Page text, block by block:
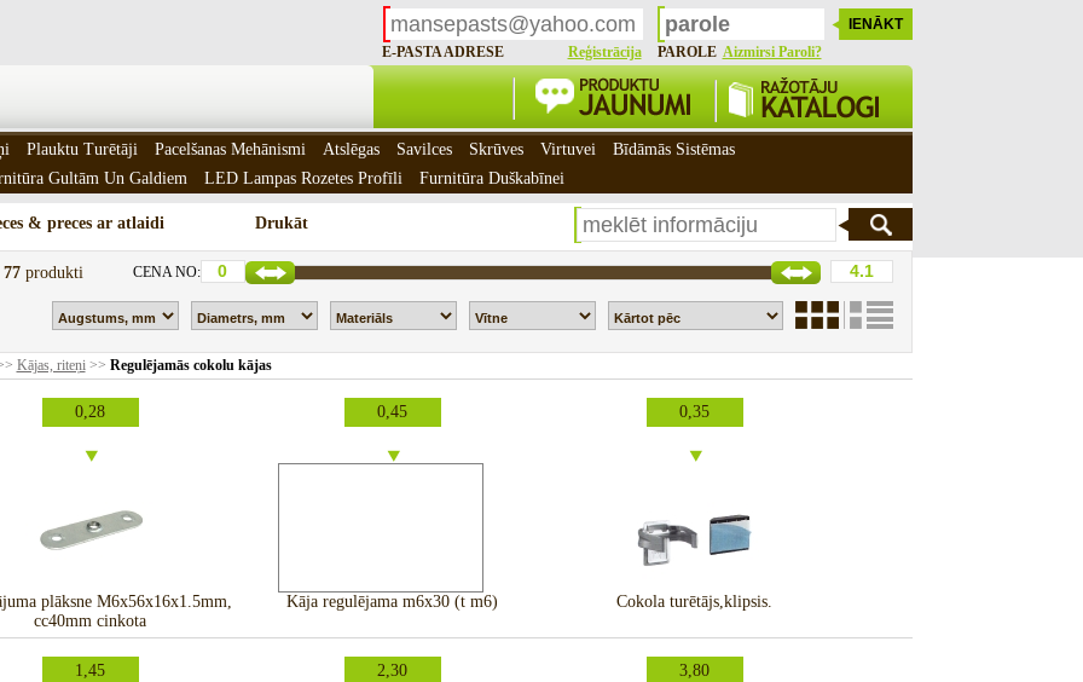
E-PASTA ADRESE Reģistrācija PAROLE Aizmirsi Paroli?
& preces ar atlaidi Drukāt
77produkti CENA NO:
Kājas, riteņi>> Regulējamās cokolu kājas
0,28
plāksne M6x56x16x1.5mm,
cc40mm cinkota
0,45
Kāja regulējama m6x30 (t m6)
0,35
Cokola turētājs,klipsis.
1,45 2,30 3,80
Plauktu Turētāji Pacelšanas Mehānismi Atslēgas Savilces Skrūves Virtuvei
Bīdāmās Sistēmas
Gultām Un Galdiem LED Lampas Rozetes Profīli Furnitūra Duškabīnei